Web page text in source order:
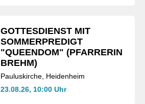
GOTTESDIENST MIT
SOMMERPREDIGT
"QUEENDOM" (PFARRERIN
BREHM)
Pauluskirche, Heidenheim
23.08.26, 10:00 Uhr